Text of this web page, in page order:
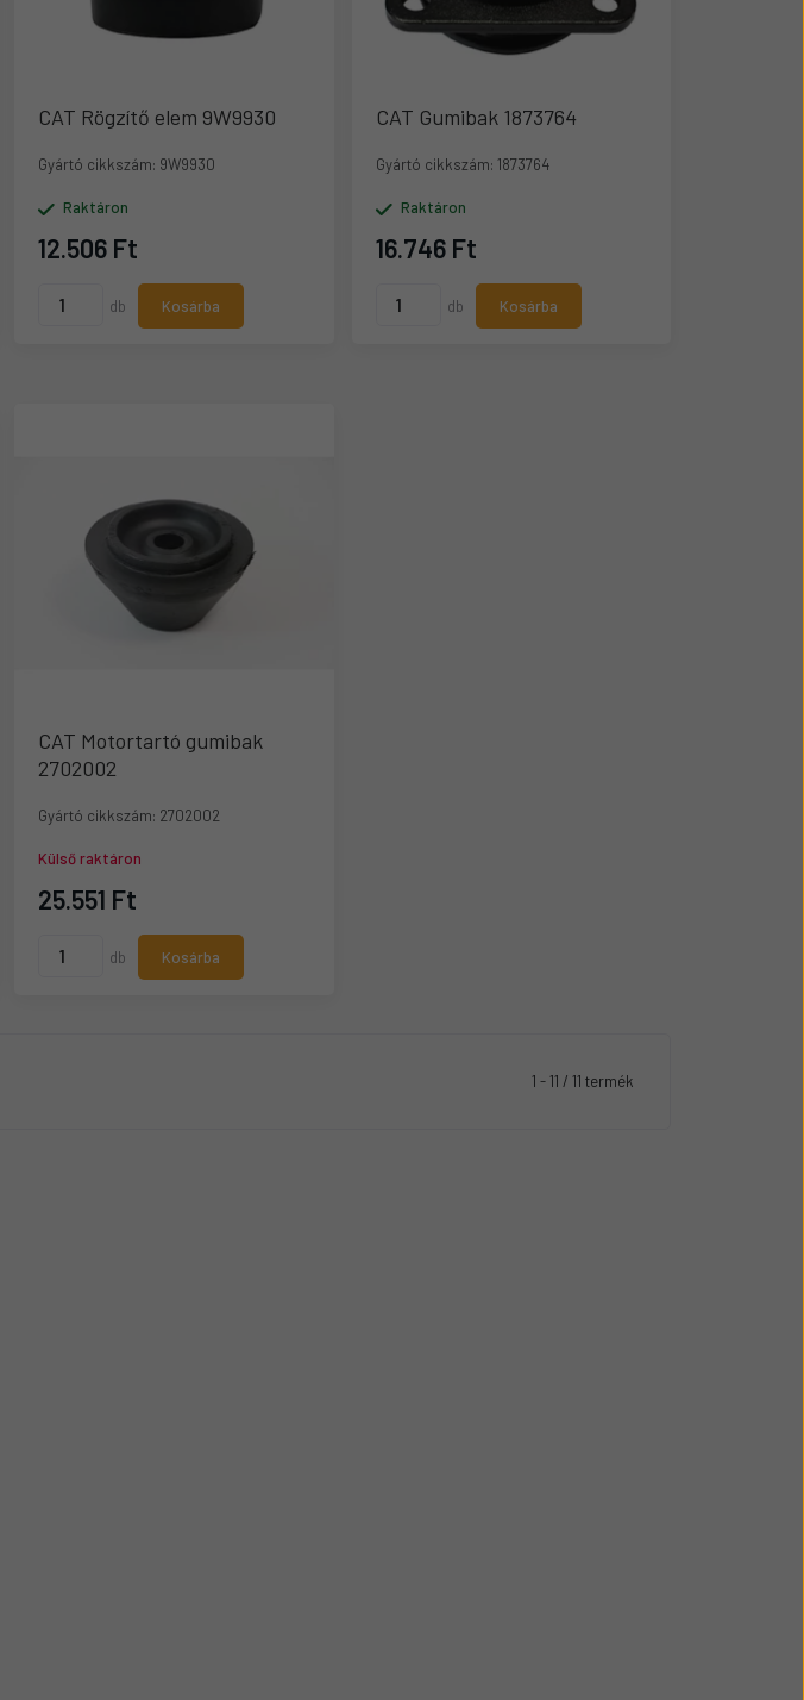
CAT Rögzítő elem 9W9930
Gyártó cikkszám: 9W9930
Raktáron
Kosárba
CAT Gumibak 1873764
Gyártó cikkszám: 1873764
Raktáron
Kosárba
CAT Motortartó gumibak
Külső raktáron
Kosárba